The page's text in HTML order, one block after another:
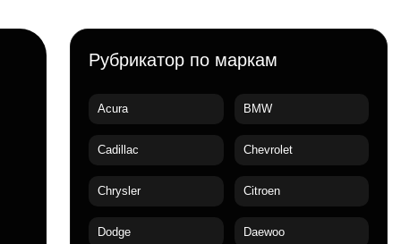
Рубрикатор по маркам
Acura BMW
Cadillac Chevrolet
Chrysler Citroen
Dodge Daewoo